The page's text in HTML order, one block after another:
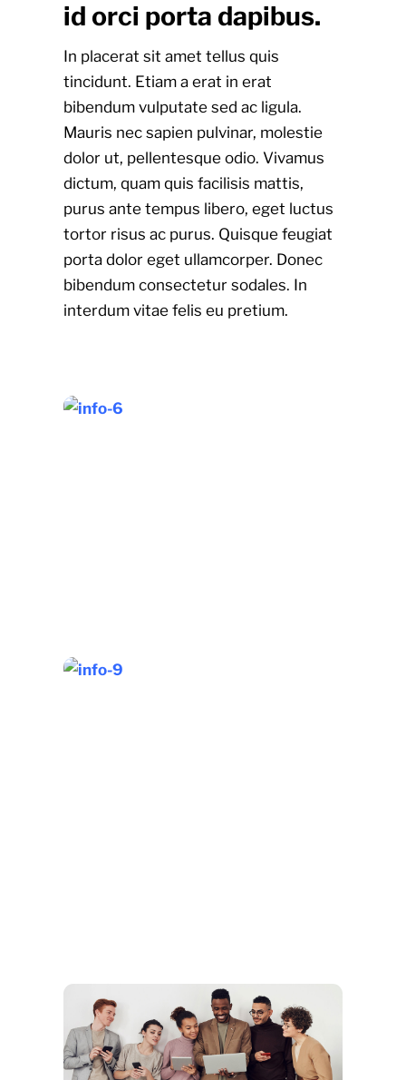
id orci porta dapibus.
In placerat sit amet tellus quis
tincidunt. Etiam a erat in erat
bibendum vulputate sed ac ligula.
Mauris nec sapien pulvinar, molestie
dolor ut, pellentesque odio. Vivamus
dictum, quam quis facilisis mattis,
purus ante tempus libero, eget luctus
tortor risus ac purus. Quisque feugiat
porta dolor eget ullamcorper. Donec
bibendum consectetur sodales. In
interdum vitae felis eu pretium.